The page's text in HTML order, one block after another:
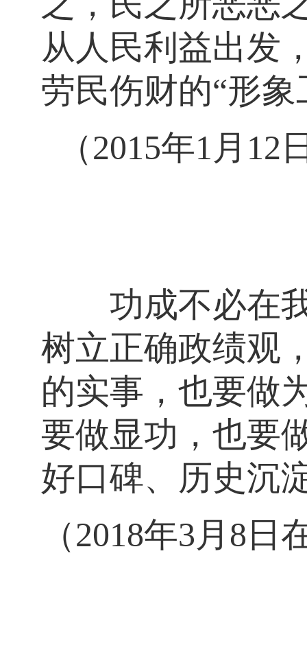
从人民利益出发
劳民伤财的“形象
（2015年1月
功成不必在我
树立正确政绩观
的实事，也要做
要做显功，也要
好口碑、历史沉
（2018年3月8